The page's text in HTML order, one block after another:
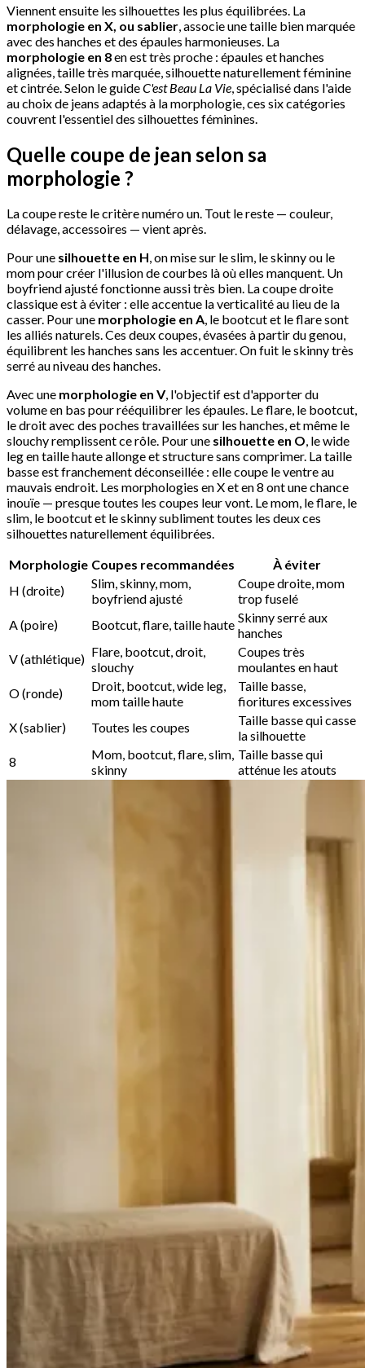
Viennent ensuite les silhouettes les plus équilibrées. La
morphologie en X, ou sablier , associe une taille bien marquée
avec des hanches et des épaules harmonieuses. La
morphologie en 8en est très proche : épaules et hanches
alignées, taille très marquée, silhouette naturellement féminine
et cintrée. Selon le guideC'est Beau La Vie , spécialisé dans l'aide
au choix de jeans adaptés à la morphologie, ces six catégories
couvrent l'essentiel des silhouettes féminines.
Quelle coupe de jean selon sa
morphologie ?
La coupe reste le critère numéro un. Tout le reste — couleur,
délavage, accessoires — vient après.
Pour une silhouette en H, on mise sur le slim, le skinny ou le
mom pour créer l'illusion de courbes là où elles manquent. Un
boyfriend ajusté fonctionne aussi très bien. La coupe droite
classique est à éviter : elle accentue la verticalité au lieu de la
casser. Pour une morphologie en A, le bootcut et le flare sont
les alliés naturels. Ces deux coupes, évasées à partir du genou,
équilibrent les hanches sans les accentuer. On fuit le skinny très
serré au niveau des hanches.
Avec une morphologie en V, l'objectif est d'apporter du
volume en bas pour rééquilibrer les épaules. Le flare, le bootcut,
le droit avec des poches travaillées sur les hanches, et même le
slouchy remplissent ce rôle. Pour une silhouette en O, le wide
leg en taille haute allonge et structure sans comprimer. La taille
basse est franchement déconseillée : elle coupe le ventre au
mauvais endroit. Les morphologies en X et en 8 ont une chance
inouïe — presque toutes les coupes leur vont. Le mom, le flare, le
slim, le bootcut et le skinny subliment toutes les deux ces
silhouettes naturellement équilibrées.
Morphologie Coupes recommandées
À éviter
H (droite)
Slim, skinny, mom,
boyfriend ajusté
Coupe droite, mom
trop fuselé
A (poire)
Bootcut, flare, taille haute Skinny serré aux
hanches
V (athlétique) Flare, bootcut, droit,
slouchy
Coupes très
moulantes en haut
O (ronde)
Droit, bootcut, wide leg,
mom taille haute
Taille basse,
fioritures excessives
X (sablier)
Toutes les coupes
Taille basse qui casse
la silhouette
8
Mom, bootcut, flare, slim,
skinny
Taille basse qui
atténue les atouts